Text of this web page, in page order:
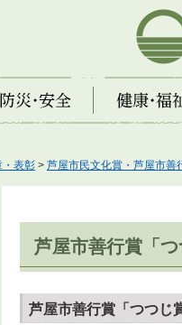
芦屋市
安全 健康・福祉・子
・表彰 > 芦屋市民文化賞・芦屋市善
芦屋市善行賞「
芦屋市善行賞「つつじ